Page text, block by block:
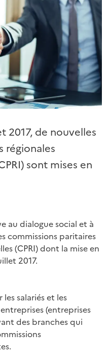
2017, de nouvelles
régionales
sont mises en
au dialogue social et à
commissions paritaires
(CPRI) dont la mise en
2017.
les salariés et les
(entreprises
des branches qui